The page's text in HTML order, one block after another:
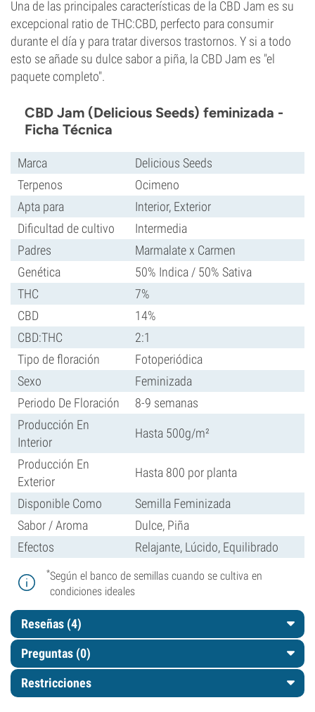
Una de las principales características de la CBD Jam es su
excepcional ratio de THC:CBD, perfecto para consumir
durante el día y para tratar diversos trastornos. Y si a todo
esto se añade su dulce sabor a piña, la CBD Jam es "el
paquete completo".
CBD Jam (Delicious Seeds) feminizada -
Ficha Técnica
Marca
Delicious Seeds
Terpenos
Ocimeno
Apta para
Interior, Exterior
Dificultad de cultivo
Intermedia
Padres
Marmalate x Carmen
Genética
50% Indica / 50% Sativa
THC
7%
CBD
14%
CBD:THC
2:1
Tipo de floración
Fotoperiódica
Sexo
Feminizada
Periodo De Floración
8-9 semanas
Producción En
Interior
Hasta 500g/m²
Producción En
Exterior
Hasta 800 por planta
Disponible Como
Semilla Feminizada
Sabor / Aroma
Dulce, Piña
Efectos
Relajante, Lúcido, Equilibrado
*Según el banco de semillas cuando se cultiva en
condiciones ideales
Reseñas (4)
Preguntas (0)
Restricciones